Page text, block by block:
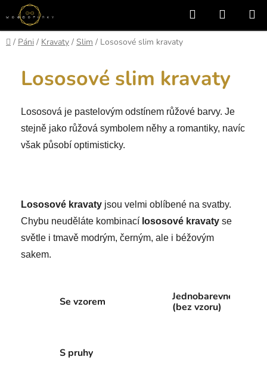
Přejít
na
obsah
Hledat
KOŠÍK
Domů
/ Páni / Kravaty / Slim / Lososové slim kravaty
Lososové slim kravaty
Lososová je pastelovým odstínem růžové barvy. Je
stejně jako růžová symbolem něhy a romantiky, navíc
však působí optimisticky.
Lososové kravaty jsou velmi oblíbené na svatby.
Chybu neuděláte kombinací lososové kravaty se
světle i tmavě modrým, černým, ale i béžovým
sakem.
Se vzorem
Jednobarevné
(bez vzoru)
S pruhy